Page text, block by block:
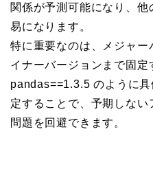
関係が予測可能になり、
易になります。
特に重要なのは、メジャー
イナーバージョンまで固定
pandas==1.3.5 のように
定することで、予期しな
問題を回避できます。